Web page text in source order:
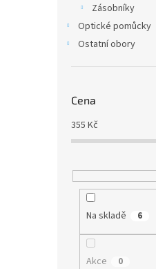
Zásobníky
Optické pomůcky
Ostatní obory
Cena
355 Kč
Na skladě 6
Akce 0